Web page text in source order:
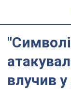
влучив